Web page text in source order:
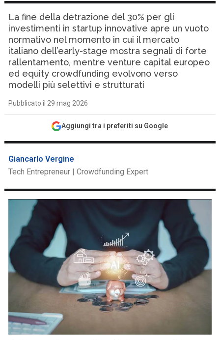
La fine della detrazione del 30% per gli
investimenti in startup innovative apre un vuoto
normativo nel momento in cui il mercato
italiano dell’early-stage mostra segnali di forte
rallentamento, mentre venture capital europeo
ed equity crowdfunding evolvono verso
modelli più selettivi e strutturati
Pubblicato il 29 mag 2026
Aggiungi tra i preferiti su Google
Giancarlo Vergine
Tech Entrepreneur | Crowdfunding Expert